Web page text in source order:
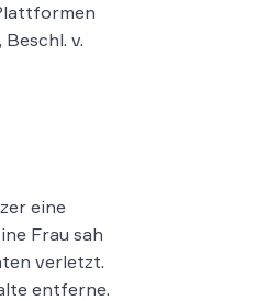
v.
eine
Frau sah
verletzt.
entferne.